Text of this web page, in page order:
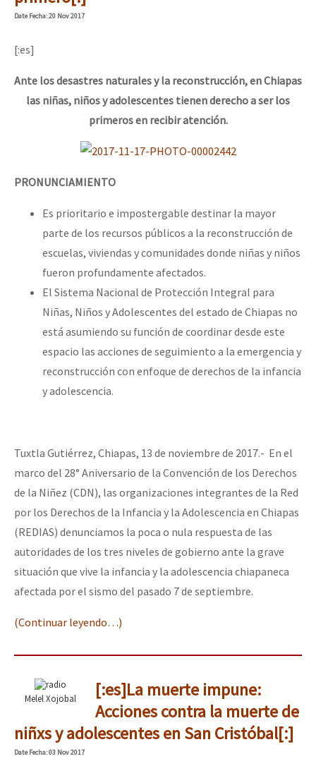
Mundo
ETIQUETAS
MULTIMEDIA
Fotorreportaje
Otras secciones
Libros para descargar
Medios Libres
COVID-19
Contacto
Dia 1: Encontro “Guerra contra a Humanidade”
[CDMX – 20 julio] Jornadas globales por la libertad de Jesús
“Sonhando a Terra do Bem Virá” se publica no Estado Espanhol
Se o México sabe, que o mundo saiba! Nossas lutas pela
[25 abr – CDMX] Tokín por el CNI: 30 años de Resistencia y
DateFecha: 20 Nov 2017
[:es]
Ante los desastres naturales y la reconstrucción, en Chiapas
las niñas, niños y adolescentes tienen derecho a ser los
primeros en recibir atención.
PRONUNCIAMIENTO
Es prioritario e impostergable destinar la mayor
parte de los recursos públicos a la reconstrucción de
escuelas, viviendas y comunidades donde niñas y niños
fueron profundamente afectados.
El Sistema Nacional de Protección Integral para
Niñas, Niños y Adolescentes del estado de Chiapas no
está asumiendo su función de coordinar desde este
espacio las acciones de seguimiento a la emergencia y
reconstrucción con enfoque de derechos de la infancia
y adolescencia.
Tuxtla Gutiérrez, Chiapas, 13 de noviembre de 2017.- En el
marco del 28° Aniversario de la Convención de los Derechos
de la Niñez (CDN), las organizaciones integrantes de la Red
por los Derechos de la Infancia y la Adolescencia en Chiapas
(REDIAS) denunciamos la poca o nula respuesta de las
autoridades de los tres niveles de gobierno ante la grave
situación que vive la infancia y la adolescencia chiapaneca
afectada por el sismo del pasado 7 de septiembre.
(Continuar leyendo…)
Melel Xojobal
[:es]La muerte impune:
Acciones contra la muerte de
niñxs y adolescentes en San Cristóbal[:]
DateFecha: 03 Nov 2017